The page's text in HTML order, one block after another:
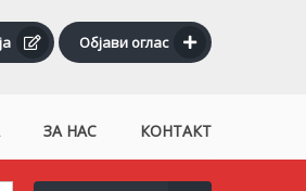
Објави оглас
ЗА НАС КОНТАКТ